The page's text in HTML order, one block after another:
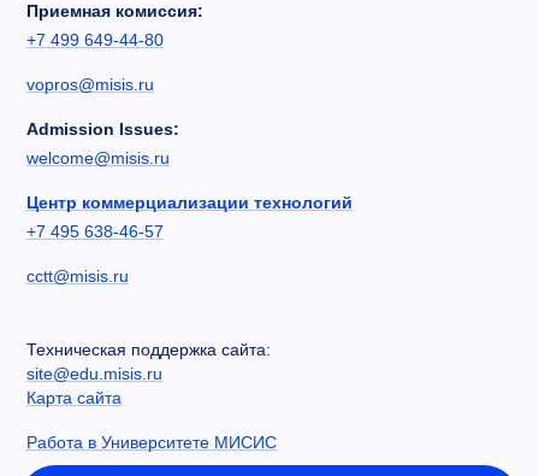
Приемная комиссия:
+7 499 649-44-80
vopros@misis.ru
Admission Issues:
welcome@misis.ru
Центр коммерциализации технологий
+7 495 638-46-57
cctt@misis.ru
Техническая поддержка сайта:
site@edu.misis.ru
Карта сайта
Работа в Университете МИСИС